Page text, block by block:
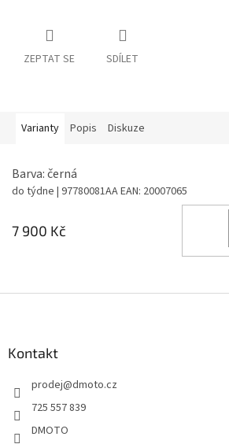
ZEPTAT SE SDÍLET
Varianty Popis Diskuze
Barva: černá
do týdne | 97780081AAEAN: 20007065
7 900 Kč
Kontakt
prodej@dmoto.cz
725 557 839
DMOTO